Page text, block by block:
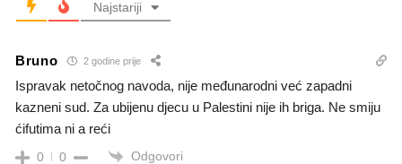
Najstariji
Bruno 2 godine prije
Ispravak netočnog navoda, nije međunarodni već zapadni
kazneni sud. Za ubijenu djecu u Palestini nije ih briga. Ne smiju
ćifutima ni a reći
0 0 Odgovori